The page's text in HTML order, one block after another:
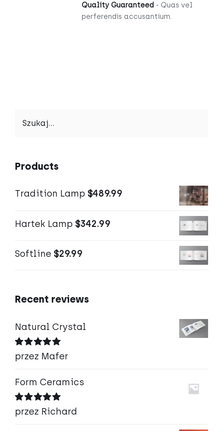
Quality Guaranteed - Quas vel
perferendis accusantium.
Products
Tradition Lamp $489.99
Hartek Lamp $342.99
Softline $29.99
Recent reviews
Natural Crystal
Oceniono5
na 5
przez Mafer
Form Ceramics
Oceniono5
na 5
przez Richard